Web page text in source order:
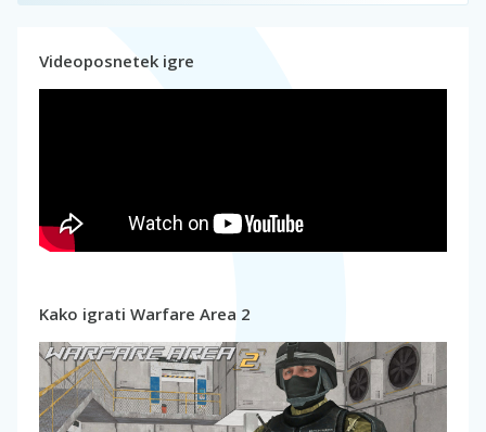
Videoposnetek igre
Kako igrati Warfare Area 2